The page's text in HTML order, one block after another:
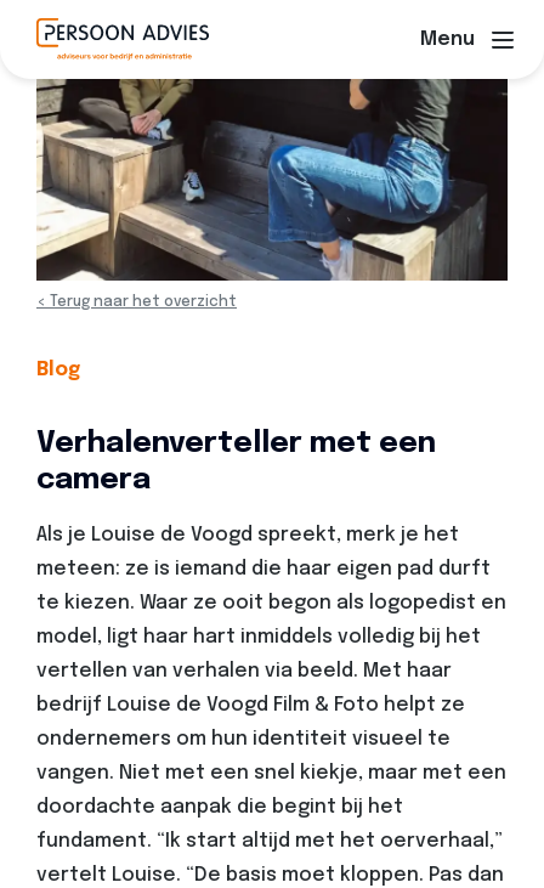
Menu
< Terug naar het overzicht
Blog
Verhalenverteller met een
camera
Als je Louise de Voogd spreekt, merk je het
meteen: ze is iemand die haar eigen pad durft
te kiezen. Waar ze ooit begon als logopedist en
model, ligt haar hart inmiddels volledig bij het
vertellen van verhalen via beeld. Met haar
bedrijf Louise de Voogd Film & Foto helpt ze
ondernemers om hun identiteit visueel te
vangen. Niet met een snel kiekje, maar met een
doordachte aanpak die begint bij het
fundament. “Ik start altijd met het oerverhaal,”
vertelt Louise. “De basis moet kloppen. Pas dan